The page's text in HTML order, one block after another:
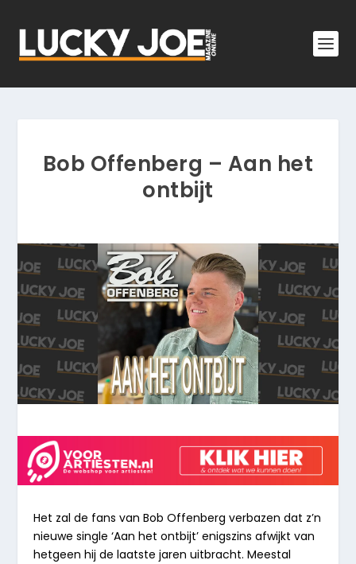
Bob Offenberg – Aan het
ontbijt
Het zal de fans van Bob Offenberg verbazen dat z’n
nieuwe single ‘Aan het ontbijt’ enigszins afwijkt van
hetgeen hij de laatste jaren uitbracht. Meestal